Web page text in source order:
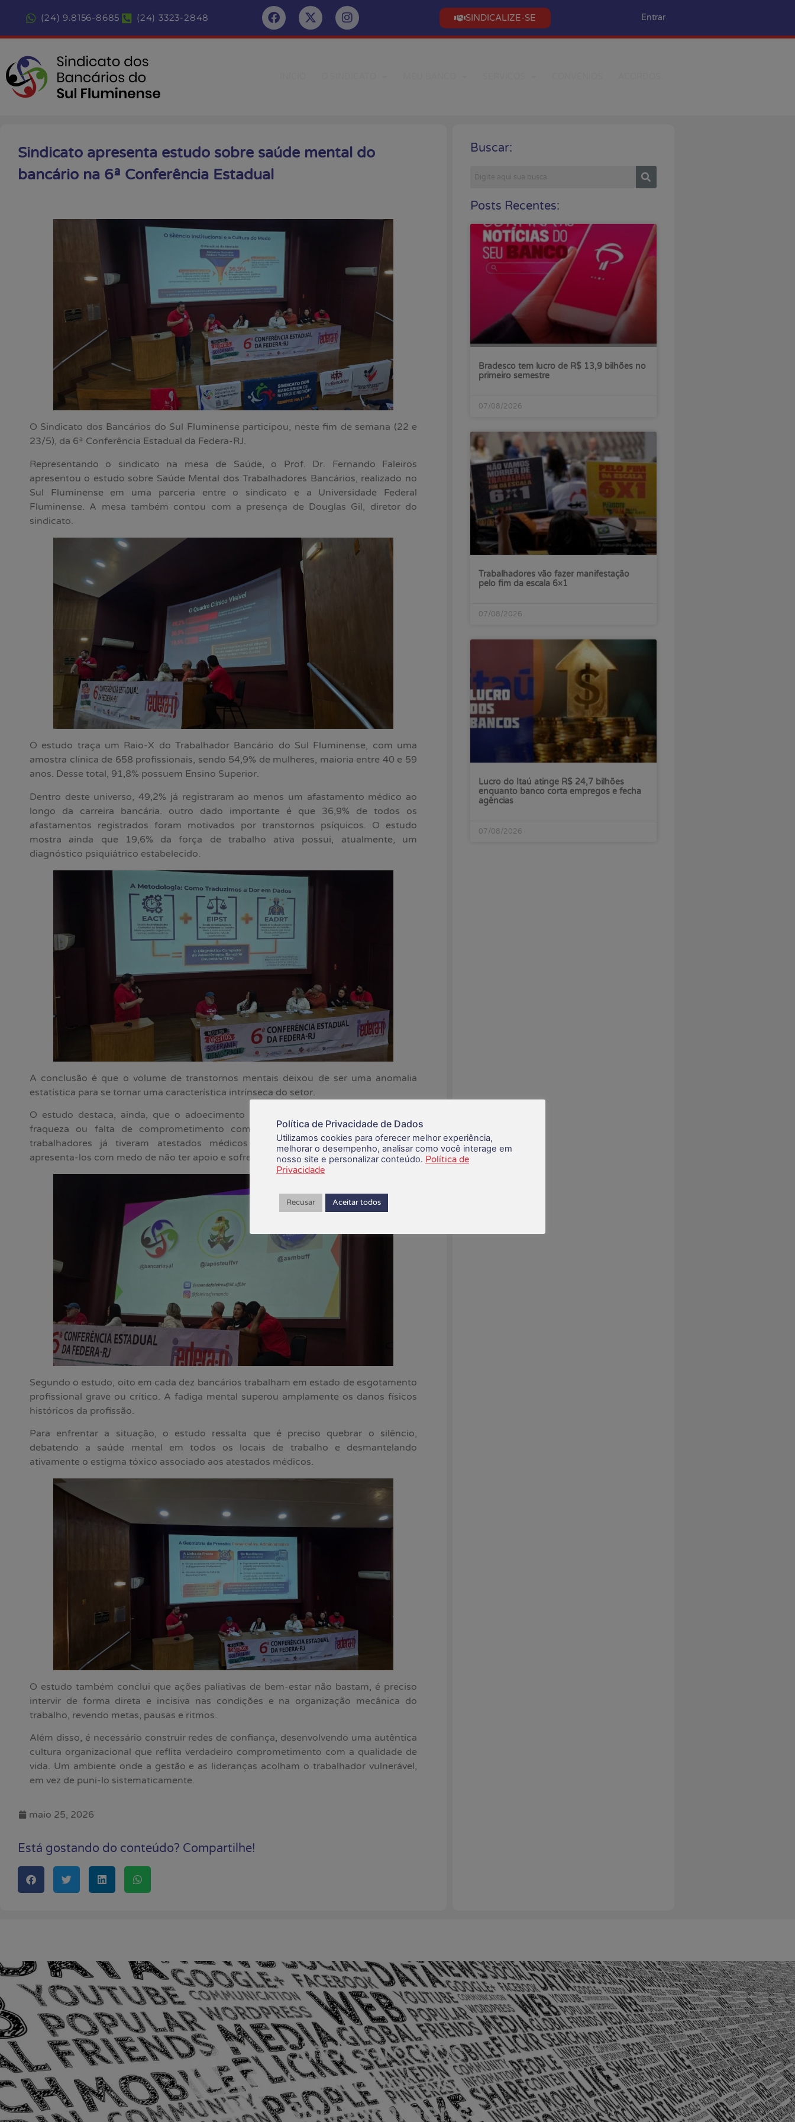
(24) 9.8156-8685 (24) 3323-2848 SINDICALIZE-SE Entrar
Sindicato apresenta estudo sobre saúde mental do
bancário na 6ª Conferência Estadual
O Sindicato dos Bancários do Sul Fluminense participou, neste fim de semana (22 e
23/5), da 6ª Conferência Estadual da Federa-RJ.
Representando o sindicato na mesa de Saúde, o Prof. Dr. Fernando Faleiros
apresentou o estudo sobre Saúde Mental dos Trabalhadores Bancários, realizado no
Sul Fluminense em uma parceria entre o sindicato e a Universidade Federal
Fluminense. A mesa também contou com a presença de Douglas Gil, diretor do
sindicato.
O estudo traça um Raio-X do Trabalhador Bancário do Sul Fluminense, com uma
amostra clínica de 658 profissionais, sendo 54,9% de mulheres, maioria entre 40 e 59
anos. Desse total, 91,8% possuem Ensino Superior.
Dentro deste universo, 49,2% já registraram ao menos um afastamento médico ao
longo da carreira bancária. outro dado importante é que 36,9% de todos os
afastamentos registrados foram motivados por transtornos psíquicos. O estudo
mostra ainda que 19,6% da força de trabalho ativa possui, atualmente, um
diagnóstico psiquiátrico estabelecido.
A conclusão é que o volume de transtornos mentais deixou de ser uma anomalia
estatística para se tornar uma característica intrínseca do setor.
O estudo destaca, ainda, que o adoecimento é visto pelo sistema como sinal de
fraqueza ou falta de comprometimento com as metas. Com isso, 36,9% dos
trabalhadores já tiveram atestados médicos em mãos, mas escolheram não
apresenta-los com medo de não ter apoio e sofre algum tipo de punição velada.
Segundo o estudo, oito em cada dez bancários trabalham em estado de esgotamento
profissional grave ou crítico. A fadiga mental superou amplamente os danos físicos
históricos da profissão.
Para enfrentar a situação, o estudo ressalta que é preciso quebrar o silêncio,
debatendo a saúde mental em todos os locais de trabalho e desmantelando
ativamente o estigma tóxico associado aos atestados médicos.
O estudo também conclui que ações paliativas de bem-estar não bastam, é preciso
intervir de forma direta e incisiva nas condições e na organização mecânica do
trabalho, revendo metas, pausas e ritmos.
Além disso, é necessário construir redes de confiança, desenvolvendo uma autêntica
cultura organizacional que reflita verdadeiro comprometimento com a qualidade de
vida. Um ambiente onde a gestão e as lideranças acolham o trabalhador vulnerável,
em vez de puni-lo sistematicamente.
maio 25, 2026
Está gostando do conteúdo? Compartilhe!
Buscar:
Posts Recentes:
Bradesco tem lucro de R$ 13,9 bilhões no
primeiro semestre
07/08/2026
Trabalhadores vão fazer manifestação
pelo fim da escala 6×1
07/08/2026
Lucro do Itaú atinge R$ 24,7 bilhões
enquanto banco corta empregos e fecha
agências
07/08/2026
Política de Privacidade de Dados
Utilizamos cookies para oferecer melhor experiência,
melhorar o desempenho, analisar como você interage em
nosso site e personalizar conteúdo. Política de
Privacidade
Recusar Aceitar todos